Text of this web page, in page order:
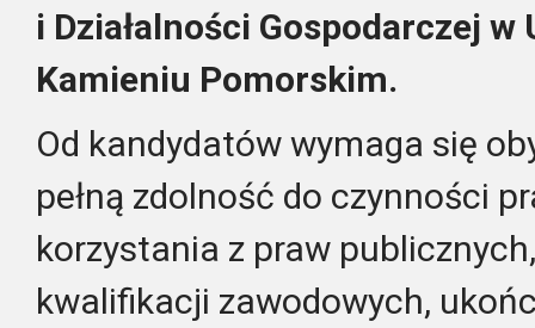
i Działalności Gospodarczej
Kamieniu Pomorskim.
Od kandydatów wymaga się
pełną zdolność do czynności
korzystania z praw
kwalifikacji zawodowych,